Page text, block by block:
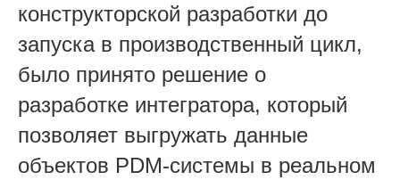
конструкторской разработки до
запуска в производственный цикл,
было принято решение о
разработке интегратора, который
позволяет выгружать данные
объектов PDM-системы в реальном